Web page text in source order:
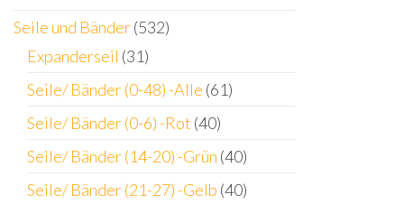
Seile und Bänder(532)
Expanderseil (31)
Seile/ Bänder (0-48) -Alle (61)
Seile/ Bänder (0-6) -Rot (40)
Seile/ Bänder (14-20) -Grün (40)
Seile/ Bänder (21-27) -Gelb (40)